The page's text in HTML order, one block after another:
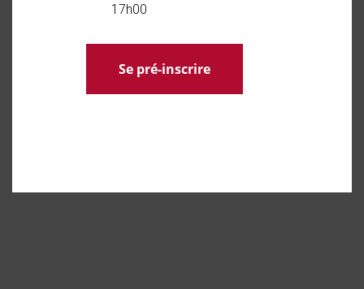
17h00
Se pré-inscrire